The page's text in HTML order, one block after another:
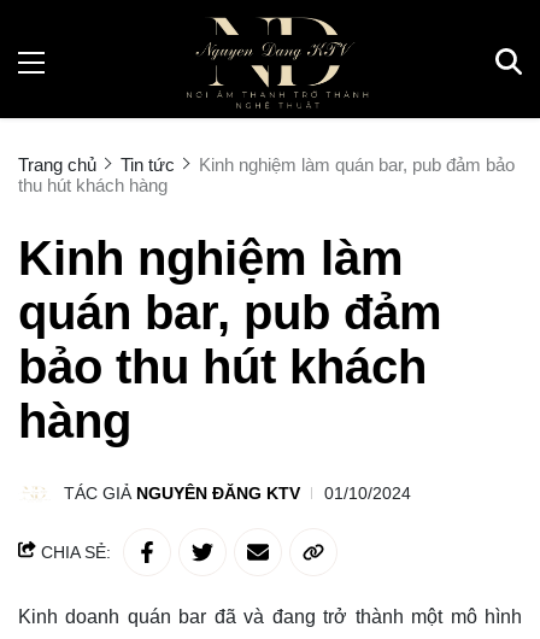
Trang chủ Tin tức
Kinh nghiệm làm quán bar, pub đảm bảo
thu hút khách hàng
Kinh nghiệm làm
quán bar, pub đảm
bảo thu hút khách
hàng
TÁC GIẢ NGUYÊN ĐĂNG KTV 01/10/2024
CHIA SẺ:
Kinh doanh quán bar đã và đang trở thành một mô hình